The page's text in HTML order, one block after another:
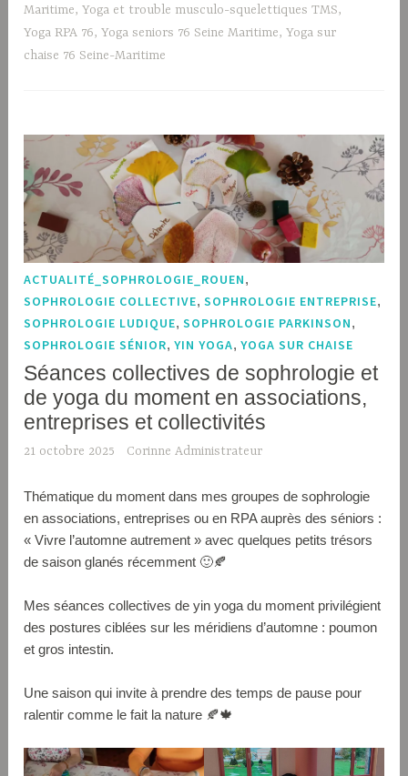
Maritime,Yoga et trouble musculo-squelettiques TMS,
Yoga RPA 76,Yoga seniors 76 Seine Maritime,Yoga sur
chaise 76 Seine-Maritime
ACTUALITÉ_SOPHROLOGIE_ROUEN,
SOPHROLOGIE COLLECTIVE,SOPHROLOGIE ENTREPRISE,
SOPHROLOGIE LUDIQUE,SOPHROLOGIE PARKINSON,
SOPHROLOGIE SÉNIOR,YIN YOGA,YOGA SUR CHAISE
Séances collectives de sophrologie et
de yoga du moment en associations,
entreprises et collectivités
21 octobre 2025 Corinne Administrateur
Thématique du moment dans mes groupes de sophrologie
en associations, entreprises ou en RPA auprès des séniors :
« Vivre l’automne autrement » avec quelques petits trésors
de saison glanés récemment 🙂🍂
Mes séances collectives de yin yoga du moment privilégient
des postures ciblées sur les méridiens d’automne : poumon
et gros intestin.
Une saison qui invite à prendre des temps de pause pour
ralentir comme le fait la nature 🍂🍁